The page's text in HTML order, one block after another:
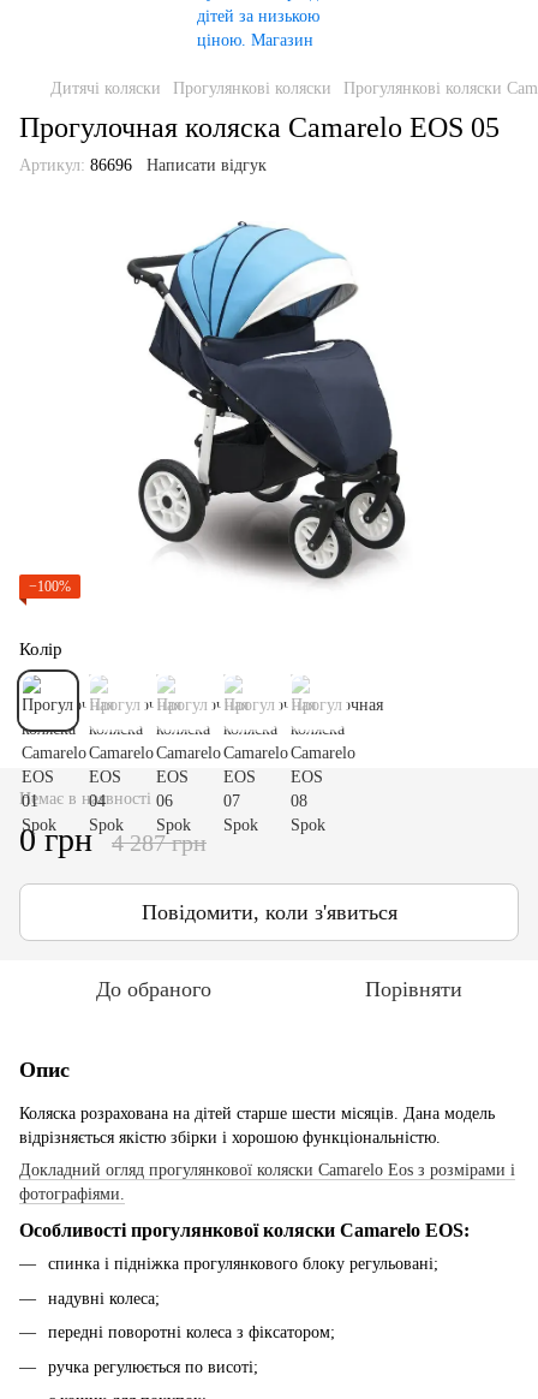
Дитячі коляски Прогулянкові коляски Прогулянкові коляски
Прогулочная коляска Camarelo EOS 05
Артикул: 86696 Написати відгук
−100%
Колір
Немає в наявності
0 грн 4 287 грн
Повідомити, коли з'явиться
До обраного Порівняти
Опис
Коляска розрахована на дітей старше шести місяців. Дана модель
відрізняється якістю збірки і хорошою функціональністю.
Докладний огляд прогулянкової коляски Camarelo Eos з розмірами і
фотографіями.
Особливості прогулянкової коляски Camarelo EOS:
спинка і підніжка прогулянкового блоку регульовані;
надувні колеса;
передні поворотні колеса з фіксатором;
ручка регулюється по висоті;